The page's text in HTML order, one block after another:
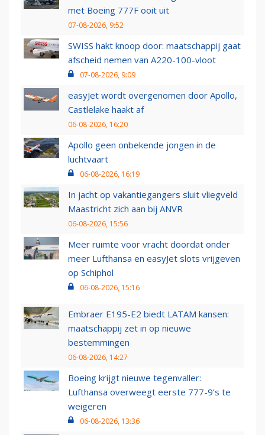
met Boeing 777F ooit uit
07-08-2026, 9:52
SWISS hakt knoop door: maatschappij gaat
afscheid nemen van A220-100-vloot
07-08-2026, 9:09
easyJet wordt overgenomen door Apollo,
Castlelake haakt af
06-08-2026, 16:20
Apollo geen onbekende jongen in de
luchtvaart
06-08-2026, 16:19
In jacht op vakantiegangers sluit vliegveld
Maastricht zich aan bij ANVR
06-08-2026, 15:56
Meer ruimte voor vracht doordat onder
meer Lufthansa en easyJet slots vrijgeven
op Schiphol
06-08-2026, 15:16
Embraer E195-E2 biedt LATAM kansen:
maatschappij zet in op nieuwe
bestemmingen
06-08-2026, 14:27
Boeing krijgt nieuwe tegenvaller:
Lufthansa overweegt eerste 777-9’s te
weigeren
06-08-2026, 13:36